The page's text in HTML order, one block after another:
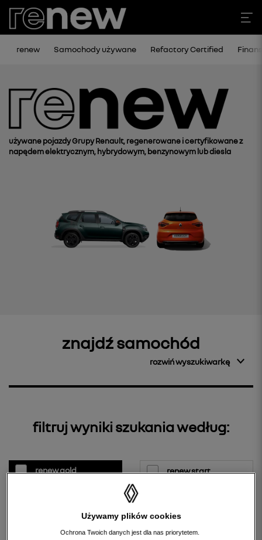
renew Samochody używane Refactory Certified
używane pojazdy Grupy Renault, regenerowane i certyfikowane z
napędem elektrycznym, hybrydowym, benzynowym lub diesla
znajdź samochód
rozwiń wyszukiwarkę
filtruj wyniki szukania według:
renew gold renew start
CYFROWY
CERTYFIKAT
Używamy plików cookies
Ochrona Twoich danych jest dla nas priorytetem.